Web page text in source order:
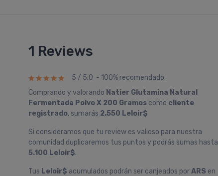
1 Reviews
5 / 5.0 - 100% recomendado.
Comprando y valorando Natier Glutamina Natural
Fermentada Polvo X 200 Gramos como cliente
registrado, sumarás 2.550 Leloir$
Si consideramos que tu review es valioso para nuestra
comunidad duplicaremos tus puntos y podrás sumas hasta
5.100 Leloir$.
Tus Leloir$ acumulados podrán ser canjeados porARS en